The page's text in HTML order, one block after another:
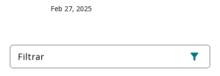
Feb 27, 2025
Filtrar